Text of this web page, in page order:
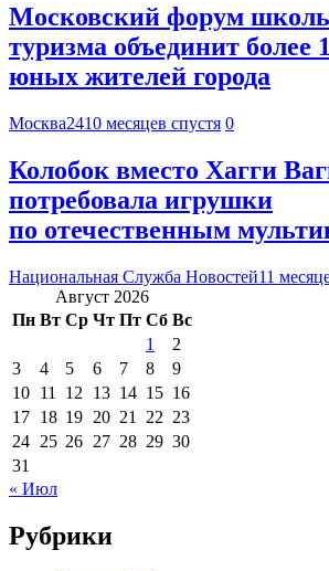
Московский форум
туризма объединит более
юных жителей города
Москва2410 месяцев спустя 0
Колобок вместо Хагги
потребовала игрушки
по отечественным
Национальная Служба Новостей11
Август 2026
Пн Вт Ср Чт Пт Сб Вс
1
2
3
4 5 6 7 8
9
10 11 12 13 14 15 16
17 18 19 20 21 22 23
24 25 26 27 28 29 30
31
« Июл
Рубрики